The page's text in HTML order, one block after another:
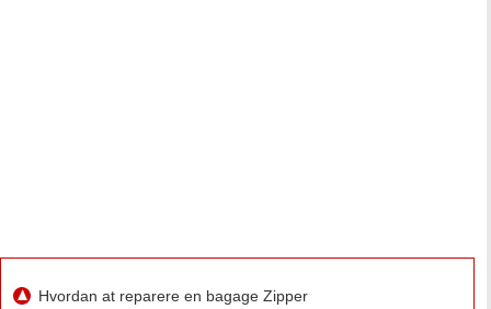
Hvordan at reparere en bagage Zipper